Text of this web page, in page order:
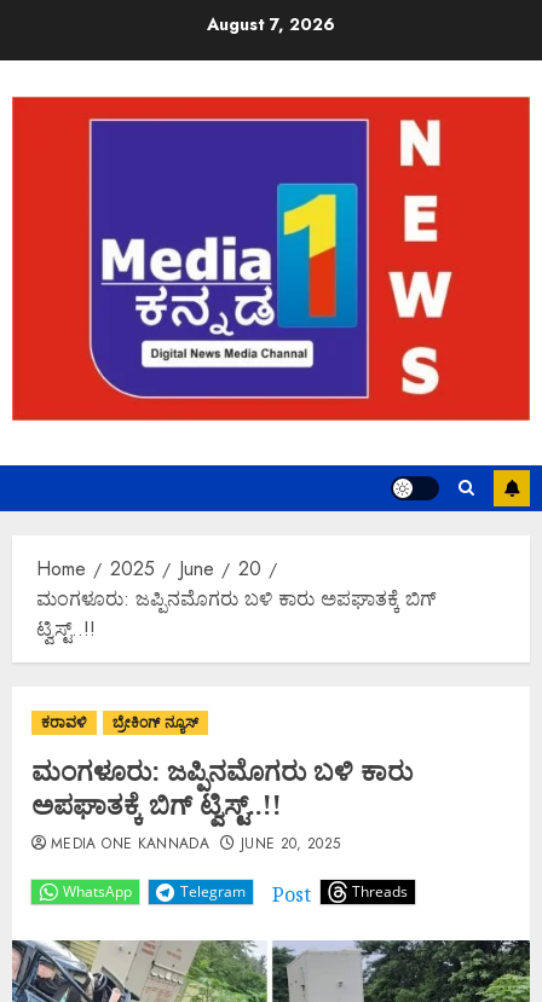
August 7, 2026
Home 2025 June
20
ಮಂಗಳೂರು: ಜಪ್ಪಿನಮೊಗರು ಬಳಿ ಕಾರು ಅಪಘಾತಕ್ಕೆ ಬಿಗ್
ಟ್ವಿಸ್ಟ್..!!
ಕರಾವಳಿ ಬ್ರೇಕಿಂಗ್ ನ್ಯೂಸ್
ಮಂಗಳೂರು: ಜಪ್ಪಿನಮೊಗರು ಬಳಿ ಕಾರು
ಅಪಘಾತಕ್ಕೆ ಬಿಗ್ ಟ್ವಿಸ್ಟ್..!!
WhatsApp Telegram Post Threads
MEDIA ONE KANNADA JUNE 20, 2025